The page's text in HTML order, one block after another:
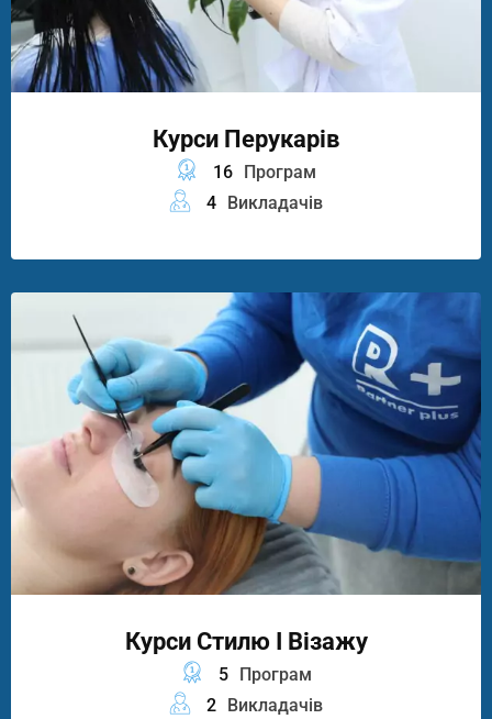
Курси Перукарів
16
Програм
4
Викладачів
Курси Стилю І Візажу
5
Програм
2 Викладачів